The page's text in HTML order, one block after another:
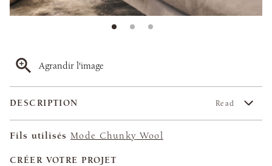
Agrandir l'image
DESCRIPTION Read
Fils utilisés Mode Chunky Wool
CRÉER VOTRE PROJET